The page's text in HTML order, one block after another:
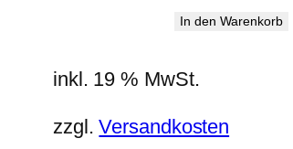
war:
ist:
In den Warenkorb
inkl. 19 % MwSt.
zzgl.Versandkosten